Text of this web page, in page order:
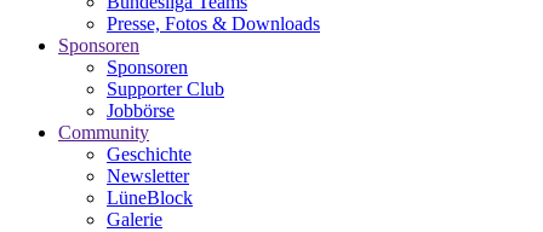
Presse, Fotos & Downloads
Sponsoren
Sponsoren
Supporter Club
Jobbörse
Community
Geschichte
Newsletter
LüneBlock
Galerie